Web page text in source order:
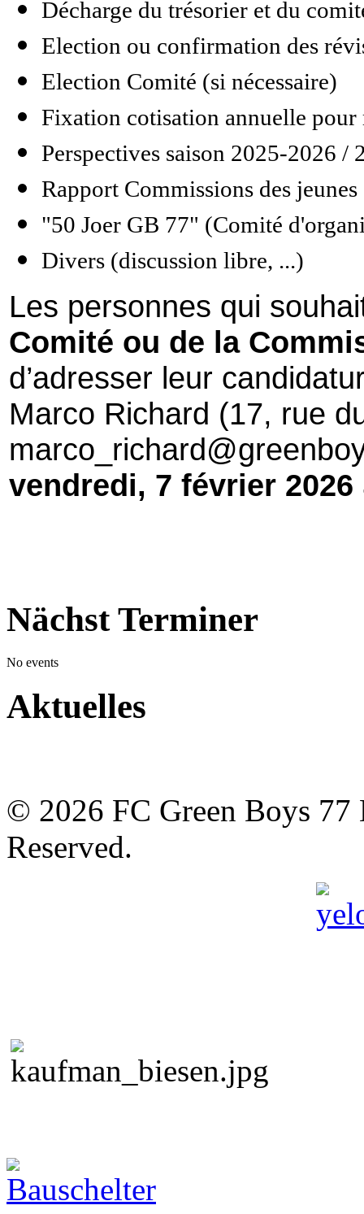
Décharge du trésorier et du
Election ou confirmation des
Election Comité (si nécessaire)
Fixation cotisation annuelle pour
Perspectives saison 2025-2026 /
Rapport Commissions des jeunes
"50 Joer GB 77" (Comité
Divers (discussion libre, ...)
Les personnes qui
Comité ou de la
d’adresser leur
Marco Richard (17, rue
vendredi, 7 février 2026
Nächst Terminer
No events
Aktuelles
© 2026 FC Green Boys 77
Reserved.